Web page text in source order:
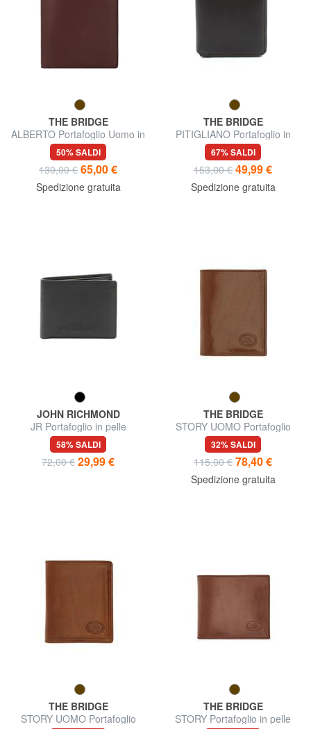
THE BRIDGE
ALBERTO Portafoglio Uomo in
pelle
50% SALDI
130,00 € 65,00 €
Spedizione gratuita
THE BRIDGE
PITIGLIANO Portafoglio in
pelle
67% SALDI
153,00 € 49,99 €
Spedizione gratuita
JOHN RICHMOND
JR Portafoglio in pelle
58% SALDI
72,00 € 29,99 €
THE BRIDGE
STORY UOMO Portafoglio
Uomo in pelle
32% SALDI
115,00 € 78,40 €
Spedizione gratuita
THE BRIDGE
STORY UOMO Portafoglio
THE BRIDGE
STORY Portafoglio in pelle